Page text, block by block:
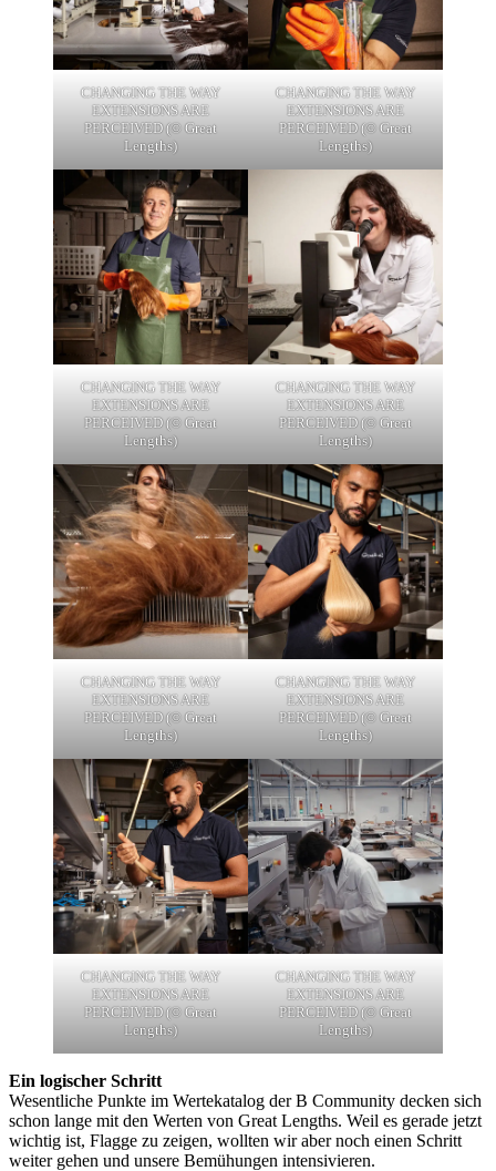
CHANGING THE WAY
EXTENSIONS ARE
PERCEIVED (© Great
Lengths)
CHANGING THE WAY
EXTENSIONS ARE
PERCEIVED (© Great
Lengths)
CHANGING THE WAY
EXTENSIONS ARE
PERCEIVED (© Great
Lengths)
CHANGING THE WAY
EXTENSIONS ARE
PERCEIVED (© Great
Lengths)
CHANGING THE WAY
EXTENSIONS ARE
PERCEIVED (© Great
Lengths)
CHANGING THE WAY
EXTENSIONS ARE
PERCEIVED (© Great
Lengths)
CHANGING THE WAY
EXTENSIONS ARE
PERCEIVED (© Great
Lengths)
CHANGING THE WAY
EXTENSIONS ARE
PERCEIVED (© Great
Lengths)
Ein logischer Schritt
Wesentliche Punkte im Wertekatalog der B Community decken sich
schon lange mit den Werten von Great Lengths. Weil es gerade jetzt
wichtig ist, Flagge zu zeigen, wollten wir aber noch einen Schritt
weiter gehen und unsere Bemühungen intensivieren.